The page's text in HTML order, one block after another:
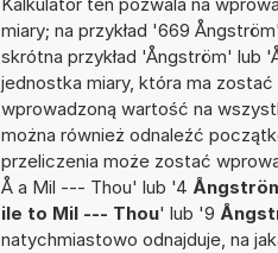
miary; na przykład '669
skrótna przykład 'Ångström' lub
jednostka miary, która ma
wprowadzoną wartość na
można również odnaleźć
przeliczenia może zostać
Å a Mil --- Thou' lub '4
ile to Mil --- Thou' lub '9
natychmiastowo odnajduje, na